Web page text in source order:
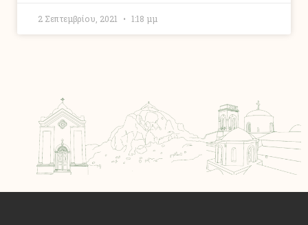
2 Σεπτεμβρίου, 2021 1:18 μμ